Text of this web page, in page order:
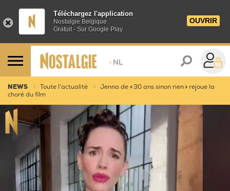
Téléchargez l'application
Nostalgie Belgique
Gratuit - Sur Google Play
OUVRIR
> NL
NEWS Toute l'actualité
Jenna de « 30 ans sinon rien » rejoue la
choré du film